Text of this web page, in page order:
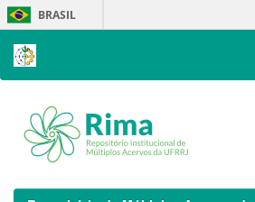
Skip
navigation
BRASIL